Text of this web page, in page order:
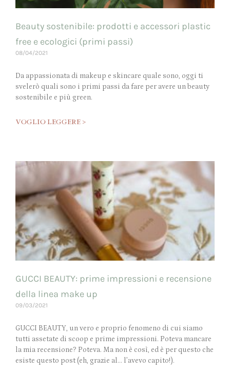
Beauty sostenibile: prodotti e accessori plastic
free e ecologici (primi passi)
08/04/2021
Da appassionata di makeup e skincare quale sono, oggi ti
svelerò quali sono i primi passi da fare per avere un beauty
sostenibile e più green.
VOGLIO LEGGERE >
GUCCI BEAUTY: prime impressioni e recensione
della linea make up
09/03/2021
GUCCI BEAUTY, un vero e proprio fenomeno di cui siamo
tutti assetate di scoop e prime impressioni. Poteva mancare
la mia recensione? Poteva. Ma non è così, ed è per questo che
esiste questo post (eh, grazie al… l’avevo capito!).